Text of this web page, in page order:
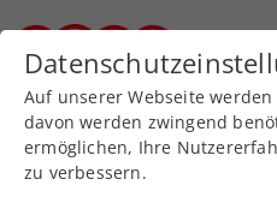
Zurück zur
Turniere
Auf unserer Webseite
davon werden zwingend
ermöglichen, Ihre
zu verbessern.